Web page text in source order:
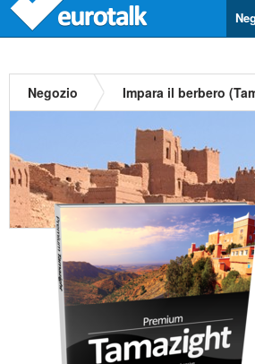
Negozio Impara il berbero